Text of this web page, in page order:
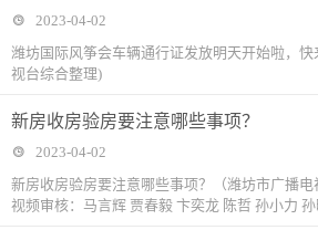
2023-04-02
潍坊国际风筝会车辆通行证发放明天开始啦，
视台综合整理)
​新房收房验房要注意哪些事项？
2023-04-02
新房收房验房要注意哪些事项？（潍坊市广播
视频审核：马言辉 贾春毅 卞奕龙 陈哲 孙小力 孙